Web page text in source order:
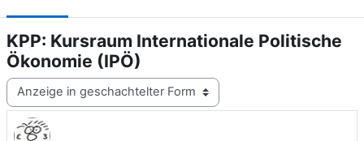
KPP: Kursraum Internationale Politische
Ökonomie (IPÖ)
Anzeigemodus